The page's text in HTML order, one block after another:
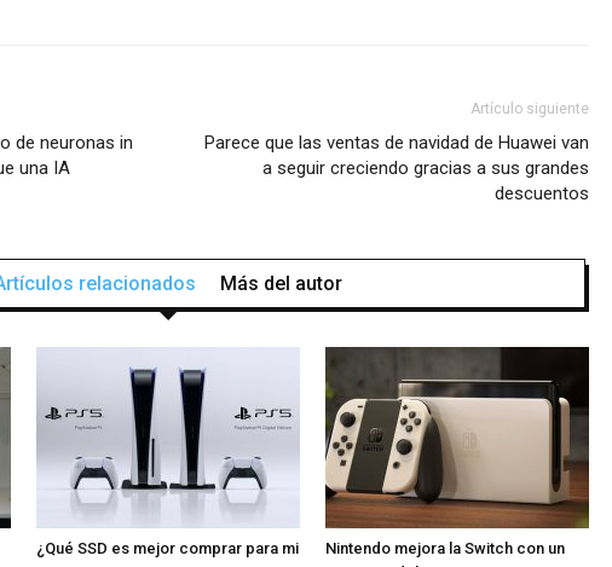
de neuronas in
una IA
Artículo siguiente
Parece que las ventas de navidad de Huawei van
a seguir creciendo gracias a sus grandes
descuentos
relacionados Más del autor
¿Qué SSD es mejor comprar para mi
Nintendo mejora la Switch con un